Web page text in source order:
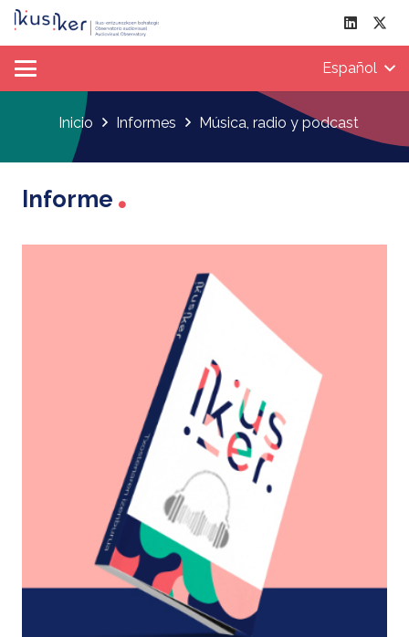
Español
Inicio Informes Música, radio y podcast
Informe